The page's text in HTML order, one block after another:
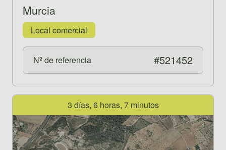
Murcia
Local comercial
Nº de referencia #521452
Ver propiedad 5210153 días, 6 horas, 7 minutos